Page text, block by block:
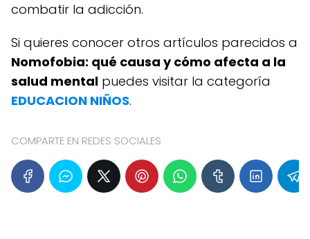
combatir la adicción.
Si quieres conocer otros artículos parecidos a
Nomofobia: qué causa y cómo afecta a la
salud mental puedes visitar la categoría
EDUCACION NIÑOS.
COMPARTE EN REDES SOCIALES